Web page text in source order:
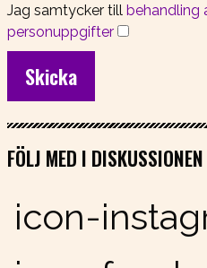
Jag samtycker till behandling
personuppgifter
FÖLJ MED I DISKUSSIONEN
icon-